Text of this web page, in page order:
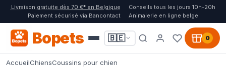
Livraison gratuite dès 70 €* en Belgique
Conseils tous les jours 10h-20h
Paiement sécurisé via Bancontact
Animalerie en ligne belge
Bopets 🇧🇪 0
AccueilChiensCoussins pour chien